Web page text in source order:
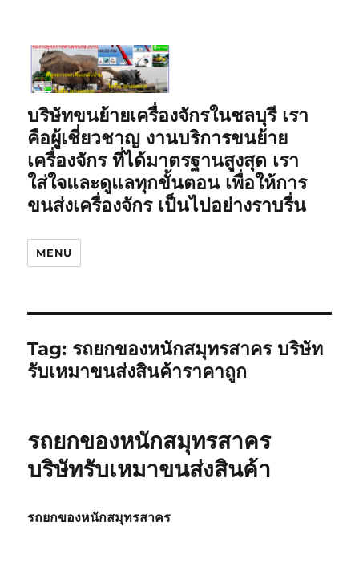
บริษัทขนย้ายเครื่องจักรในชลบุรี เรา
คือผู้เชี่ยวชาญ งานบริการขนย้าย
เครื่องจักร ที่ได้มาตรฐานสูงสุด เรา
ใส่ใจและดูแลทุกขั้นตอน เพื่อให้การ
ขนส่งเครื่องจักร เป็นไปอย่างราบรื่น
MENU
Tag: รถยกของหนักสมุทรสาคร บริษัท
รับเหมาขนส่งสินค้าราคาถูก
รถยกของหนักสมุทรสาคร
บริษัทรับเหมาขนส่งสินค้า
รถยกของหนักสมุทรสาคร